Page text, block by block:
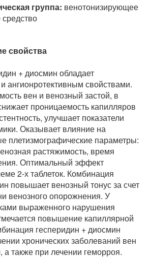
группа: венотонизирующее
свойства
+ диосмин обладает
ангионротективным свойствами.
вен и венозный застой, в
проницаемость капилляров
улучшает показатели
Оказывает влияние на
плетизмографические параметры:
растяжимость, время
Оптимальный эффект
2-х таблеток. Комбинация
повышает венозный тонус за счет
венозного опорожнения. У
выраженного нарушения
повышение капиллярной
гесперидин + диосмин
хронических заболеваний вен
а также при лечении геморроя.